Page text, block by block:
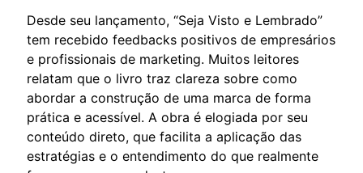
Desde seu lançamento, “Seja Visto e Lembrado”
tem recebido feedbacks positivos de empresários
e profissionais de marketing. Muitos leitores
relatam que o livro traz clareza sobre como
abordar a construção de uma marca de forma
prática e acessível. A obra é elogiada por seu
conteúdo direto, que facilita a aplicação das
estratégias e o entendimento do que realmente